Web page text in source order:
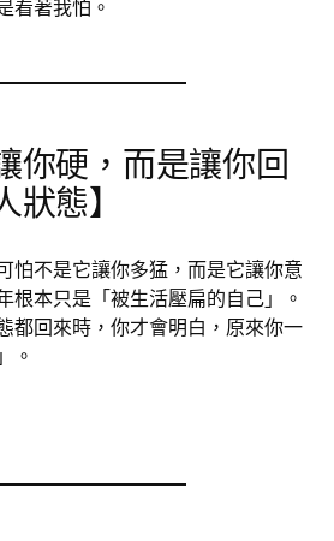
看著我怕。
你硬，而是讓你回
態】
怕不是它讓你多猛，而是它讓你意
本只是「被生活壓扁的自己」。
都回來時，你才會明白，原來你一
。